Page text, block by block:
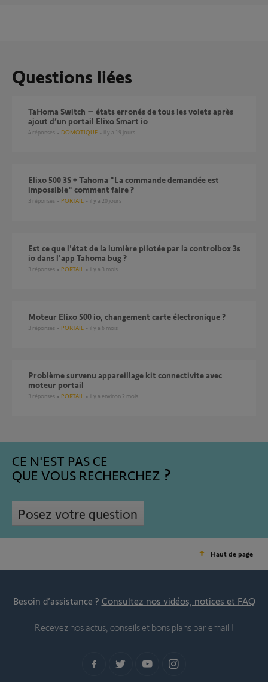
Questions liées
TaHoma Switch – états erronés de tous les volets après
ajout d’un portail Elixo Smart io
4 réponses DOMOTIQUE il y a 19 jours
Elixo 500 3S + Tahoma "La commande demandée est
impossible" comment faire ?
3 réponses PORTAIL il y a 20 jours
Est ce que l'état de la lumière pilotée par la controlbox 3s
io dans l'app Tahoma bug ?
3 réponses PORTAIL il y a 3 mois
Moteur Elixo 500 io, changement carte électronique ?
3 réponses PORTAIL il y a 6 mois
problème survenu appareillage kit connectivite avec
moteur portail
3 réponses PORTAIL il y a environ 2 mois
CE N'EST PAS CE
QUE VOUS RECHERCHEZ
Posez votre question
Haut de page
Besoin d’assistance ? Consultez nos vidéos, notices et FAQ
Recevez nos actus, conseils et bons plans par email !